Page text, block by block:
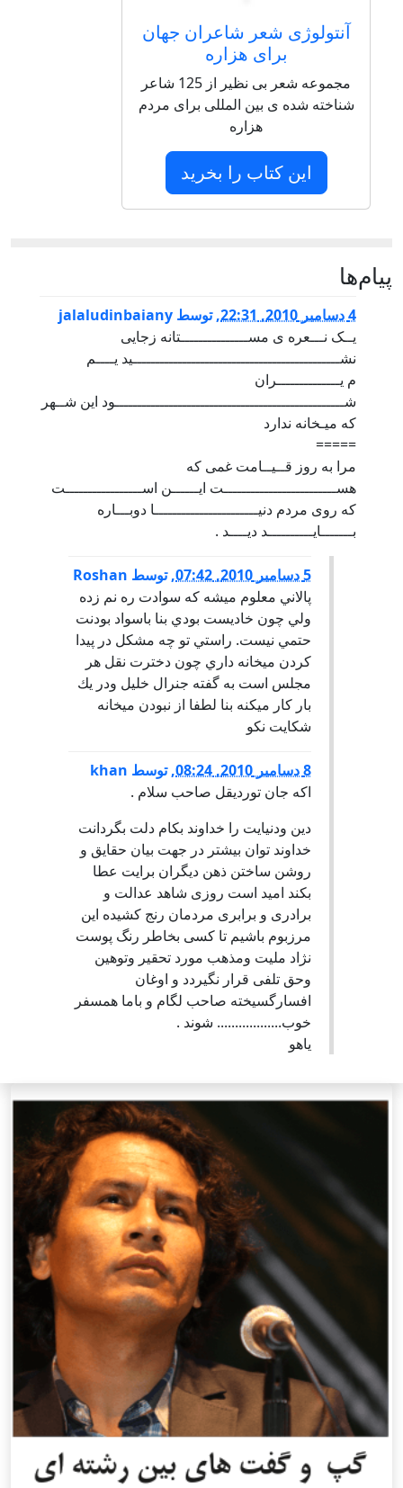
آنتولوژی شعر شاعران جهان
برای هزاره
مجموعه شعر بی نظیر از 125 شاعر
شناخته شده ی بین المللی برای مردم
هزاره
این کتاب را بخرید
پيام‌ها
4 دسامبر 2010, 22:31 ,توسط jalaludinbaiany
يــک نـــعره ی مســـــــــــــــتانه زجايی
نشــــــــــــــــــــــــــــــــــــــــــــــيد يــــم
م يــــــــــــــران
شـــــــــــــــــــــــــــــــــــــــــــــــــــود اين شــهر
که ميـخانه ندارد
=====
مرا به روز قــيــامت غمی که
هســـــــــــــــــــــــــت ايــــــن اســـــــــــــــــت
که روی مردم دنيـــــــــــــــــــــــا دوبـــاره
بـــــــايــــــــــد ديــــد .
5 دسامبر 2010, 07:42 ,توسط Roshan
پالاني معلوم ميشه كه سوادت ره نم زده
ولي چون خاديست بودي بنا باسواد بودنت
حتمي نيست. راستي تو چه مشكل در پيدا
كردن ميخانه داري چون دخترت نقل هر
مجلس است به گفته جنرال خليل ودر يك
بار كار ميكنه بنا لطفا از نبودن ميخانه
شكايت نكو
8 دسامبر 2010, 08:24 ,توسط khan
اکه جان توردیقل صاحب سلام .
دین ودنیایت را خداوند بکام دلت بگردانت
خداوند توان بیشتر در جهت بیان حقایق و
روشن ساختن ذهن دیگران برایت عطا
بکند امید است روزی شاهد عدالت و
برادری و برابری مردمان رنج کشیده این
مرزبوم باشیم تا کسی بخاطر رنگ پوست
نژاد ملیت ومذهب مورد تحقیر وتوهین
وحق تلفی قرار نگیردد و اوغان
افسارگسیخته صاحب لگام و باما همسفر
خوب.................. شوند .
یاهو